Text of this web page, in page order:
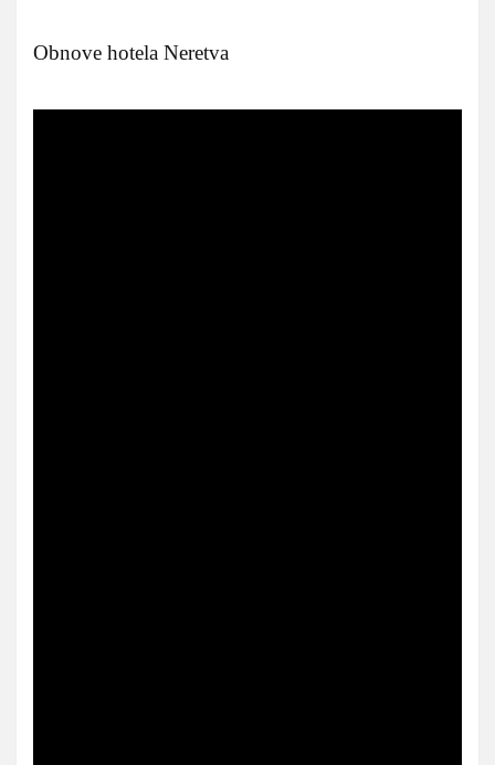
Obnove hotela Neretva